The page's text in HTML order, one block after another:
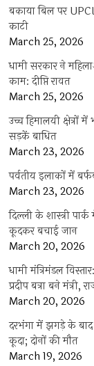
बकाया बिल पर
काटी
March 25, 2026
धामी सरकार ने
काम: दीप्ति रावत
March 25, 2026
उच्च हिमालयी
सड़कें बाधित
March 23, 2026
पर्वतीय इलाकों में
March 23, 2026
दिल्ली के शास्त्री
कूदकर बचाई जान
March 20, 2026
धामी मंत्रिमंडल
प्रदीप बत्रा बने मंत्री,
March 20, 2026
दरभंगा में झगड़े के बाद
कूदा; दोनों की मौत
March 19, 2026